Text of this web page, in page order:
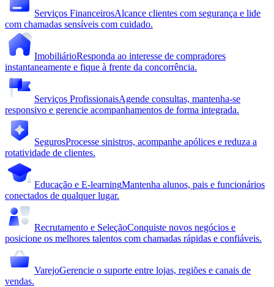
Serviços FinanceirosAlcance clientes com segurança e lide
com chamadas sensíveis com cuidado.
ImobiliárioResponda ao interesse de compradores
instantaneamente e fique à frente da concorrência.
Serviços ProfissionaisAgende consultas, mantenha-se
responsivo e gerencie acompanhamentos de forma integrada.
SegurosProcesse sinistros, acompanhe apólices e reduza a
rotatividade de clientes.
Educação e E-learningMantenha alunos, pais e funcionários
conectados de qualquer lugar.
Recrutamento e SeleçãoConquiste novos negócios e
posicione os melhores talentos com chamadas rápidas e confiáveis.
VarejoGerencie o suporte entre lojas, regiões e canais de
vendas.